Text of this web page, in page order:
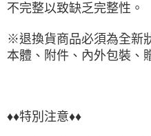
不完整以致缺乏完整性。
※退換貨商品必須為全新
本體、附件、內外包裝、
♦♦特別注意♦♦